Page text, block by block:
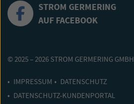
STROM GERMERING
AUF FACEBOOK
© 2025 – 2026 STROM GERMERING GMBH
IMPRESSUM
DATENSCHUTZ
DATENSCHUTZ-KUNDENPORTAL